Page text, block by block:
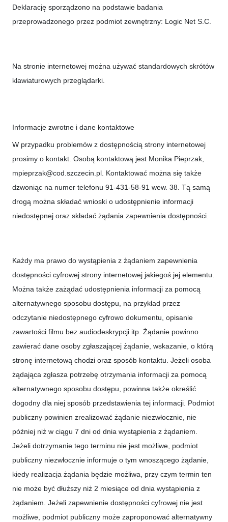
Deklarację sporządzono na podstawie badania
przeprowadzonego przez podmiot zewnętrzny: Logic Net S.C.
Na stronie internetowej można używać standardowych skrótów
klawiaturowych przeglądarki.
Informacje zwrotne i dane kontaktowe
W przypadku problemów z dostępnością strony internetowej
prosimy o kontakt. Osobą kontaktową jest Monika Pieprzak,
mpieprzak@cod.szczecin.pl. Kontaktować można się także
dzwoniąc na numer telefonu 91-431-58-91 wew. 38. Tą samą
drogą można składać wnioski o udostępnienie informacji
niedostępnej oraz składać żądania zapewnienia dostępności.
Każdy ma prawo do wystąpienia z żądaniem zapewnienia
dostępności cyfrowej strony internetowej jakiegoś jej elementu.
Można także zażądać udostępnienia informacji za pomocą
alternatywnego sposobu dostępu, na przykład przez
odczytanie niedostępnego cyfrowo dokumentu, opisanie
zawartości filmu bez audiodeskrypcji itp. Żądanie powinno
zawierać dane osoby zgłaszającej żądanie, wskazanie, o którą
stronę internetową chodzi oraz sposób kontaktu. Jeżeli osoba
żądająca zgłasza potrzebę otrzymania informacji za pomocą
alternatywnego sposobu dostępu, powinna także określić
dogodny dla niej sposób przedstawienia tej informacji. Podmiot
publiczny powinien zrealizować żądanie niezwłocznie, nie
później niż w ciągu 7 dni od dnia wystąpienia z żądaniem.
Jeżeli dotrzymanie tego terminu nie jest możliwe, podmiot
publiczny niezwłocznie informuje o tym wnoszącego żądanie,
kiedy realizacja żądania będzie możliwa, przy czym termin ten
nie może być dłuższy niż 2 miesiące od dnia wystąpienia z
żądaniem. Jeżeli zapewnienie dostępności cyfrowej nie jest
możliwe, podmiot publiczny może zaproponować alternatywny